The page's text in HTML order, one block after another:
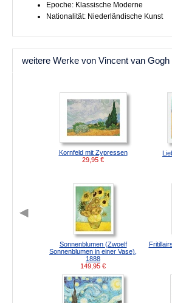
Epoche: Klassische Moderne
Nationalität: Niederländische Kunst
weitere Werke von Vincent van Gogh
Kornfeld mit Zypressen
29,95 €
Sonnenblumen (Zwoelf
Sonnenblumen in einer Vase),
1888
149,95 €